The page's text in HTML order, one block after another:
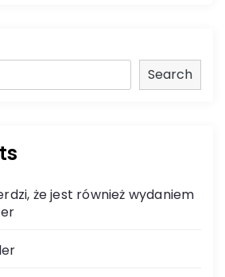
Search
że jest również wydaniem